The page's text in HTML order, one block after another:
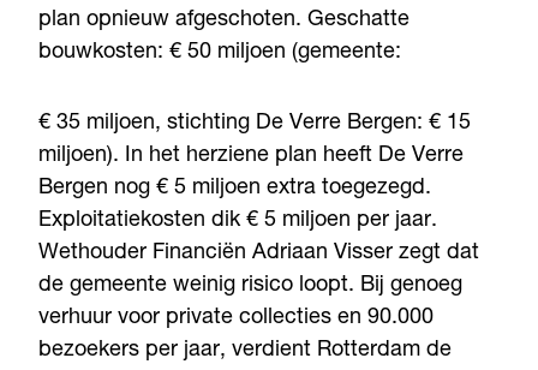
plan opnieuw afgeschoten. Geschatte
bouwkosten: € 50 miljoen (gemeente:
€ 35 miljoen, stichting De Verre Bergen: € 15
miljoen). In het herziene plan heeft De Verre
Bergen nog € 5 miljoen extra toegezegd.
Exploitatiekosten dik € 5 miljoen per jaar.
Wethouder Financiën Adriaan Visser zegt dat
de gemeente weinig risico loopt. Bij genoeg
verhuur voor private collecties en 90.000
bezoekers per jaar, verdient Rotterdam de